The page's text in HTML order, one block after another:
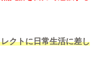
クトに日常生活に差し